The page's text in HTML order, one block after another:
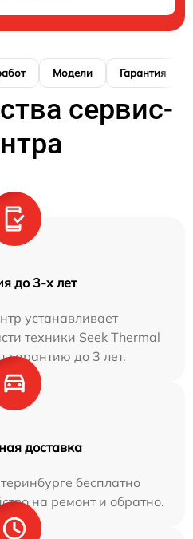
Модели Гарантия
сервис-
до 3-х лет
устанавливает
техники Seek Thermal
гарантию до 3 лет.
доставка
бесплатно
на ремонт и обратно.